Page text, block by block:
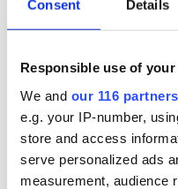
Consent Details
Responsible use of your
We and our 116 partners
e.g. your IP-number,
store and access
serve personalized ads
measurement, audience
Mixat intresse när
Gröna stålbolaget
middag i morgon,
bjuds på ”dryck och
sina håll om en